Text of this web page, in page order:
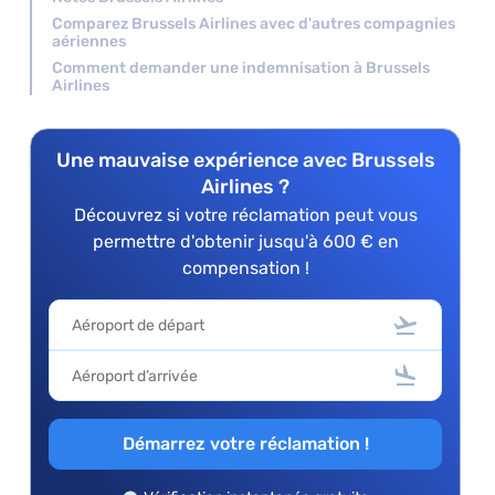
Comparez Brussels Airlines avec d'autres compagnies
aériennes
Comment demander une indemnisation à Brussels
Airlines
Une mauvaise expérience avec Brussels
Airlines ?
Découvrez si votre réclamation peut vous
permettre d'obtenir jusqu'à 600 € en
compensation !
Démarrez votre réclamation !